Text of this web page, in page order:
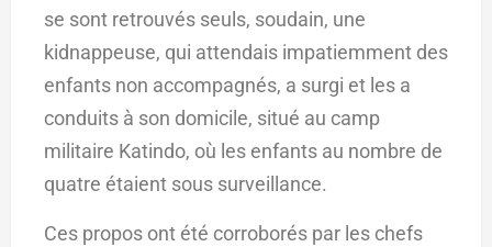
se sont retrouvés seuls, soudain, une
kidnappeuse, qui attendais impatiemment des
enfants non accompagnés, a surgi et les a
conduits à son domicile, situé au camp
militaire Katindo, où les enfants au nombre de
quatre étaient sous surveillance.
Ces propos ont été corroborés par les chefs